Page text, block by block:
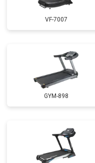
VF-7007
GYM-898